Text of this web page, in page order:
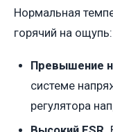
Нормальная
горячий на ощупь:
Превышение
системе
регулятора